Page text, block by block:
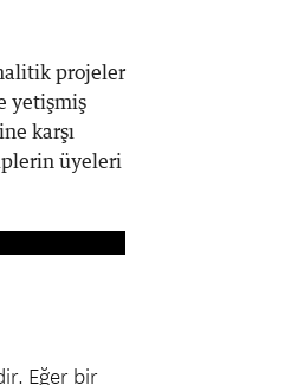
projeler
yetişmiş
karşı
üyeleri
Eğer bir